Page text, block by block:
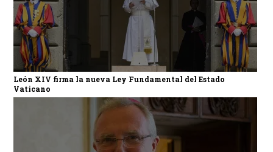
León XIV firma la nueva Ley Fundamental del Estado
Vaticano